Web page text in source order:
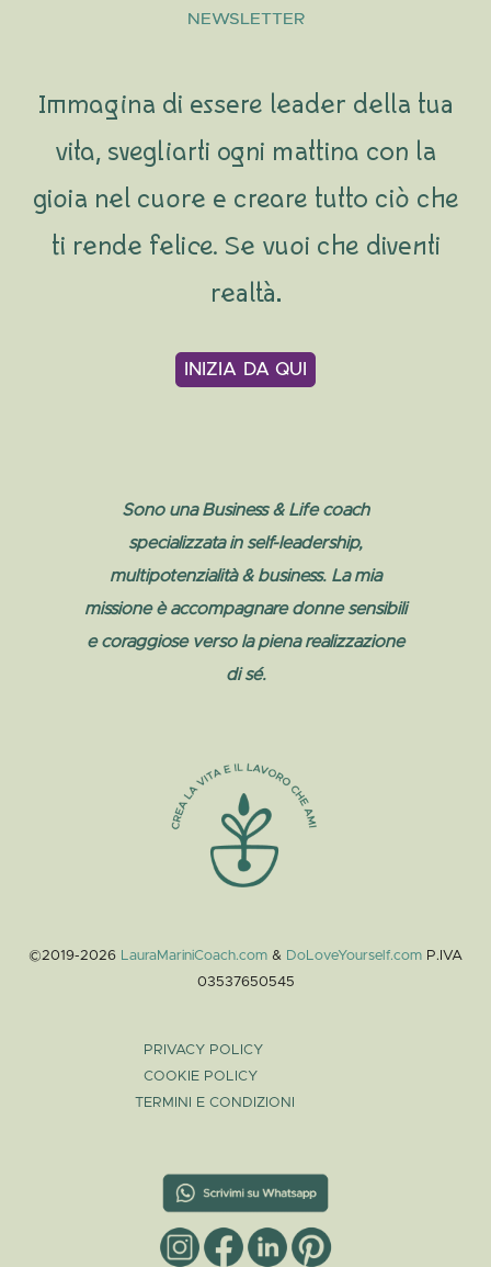
NEWSLETTER
Immagina di essere leader della tua
vita, svegliarti ogni mattina con la
gioia nel cuore e creare tutto ciò che
ti rende felice. Se vuoi che diventi
realtà…
INIZIA DA QUI
Sono una Business & Life coach
specializzata in self-leadership,
multipotenzialità & business. La mia
missione è accompagnare donne sensibili
e coraggiose verso la piena realizzazione
di sé.
PRIVACY POLICY
COOKIE POLICY
TERMINI E CONDIZIONI
©2019-2026 LauraMariniCoach.com & DoLoveYourself.com P.IVA
03537650545